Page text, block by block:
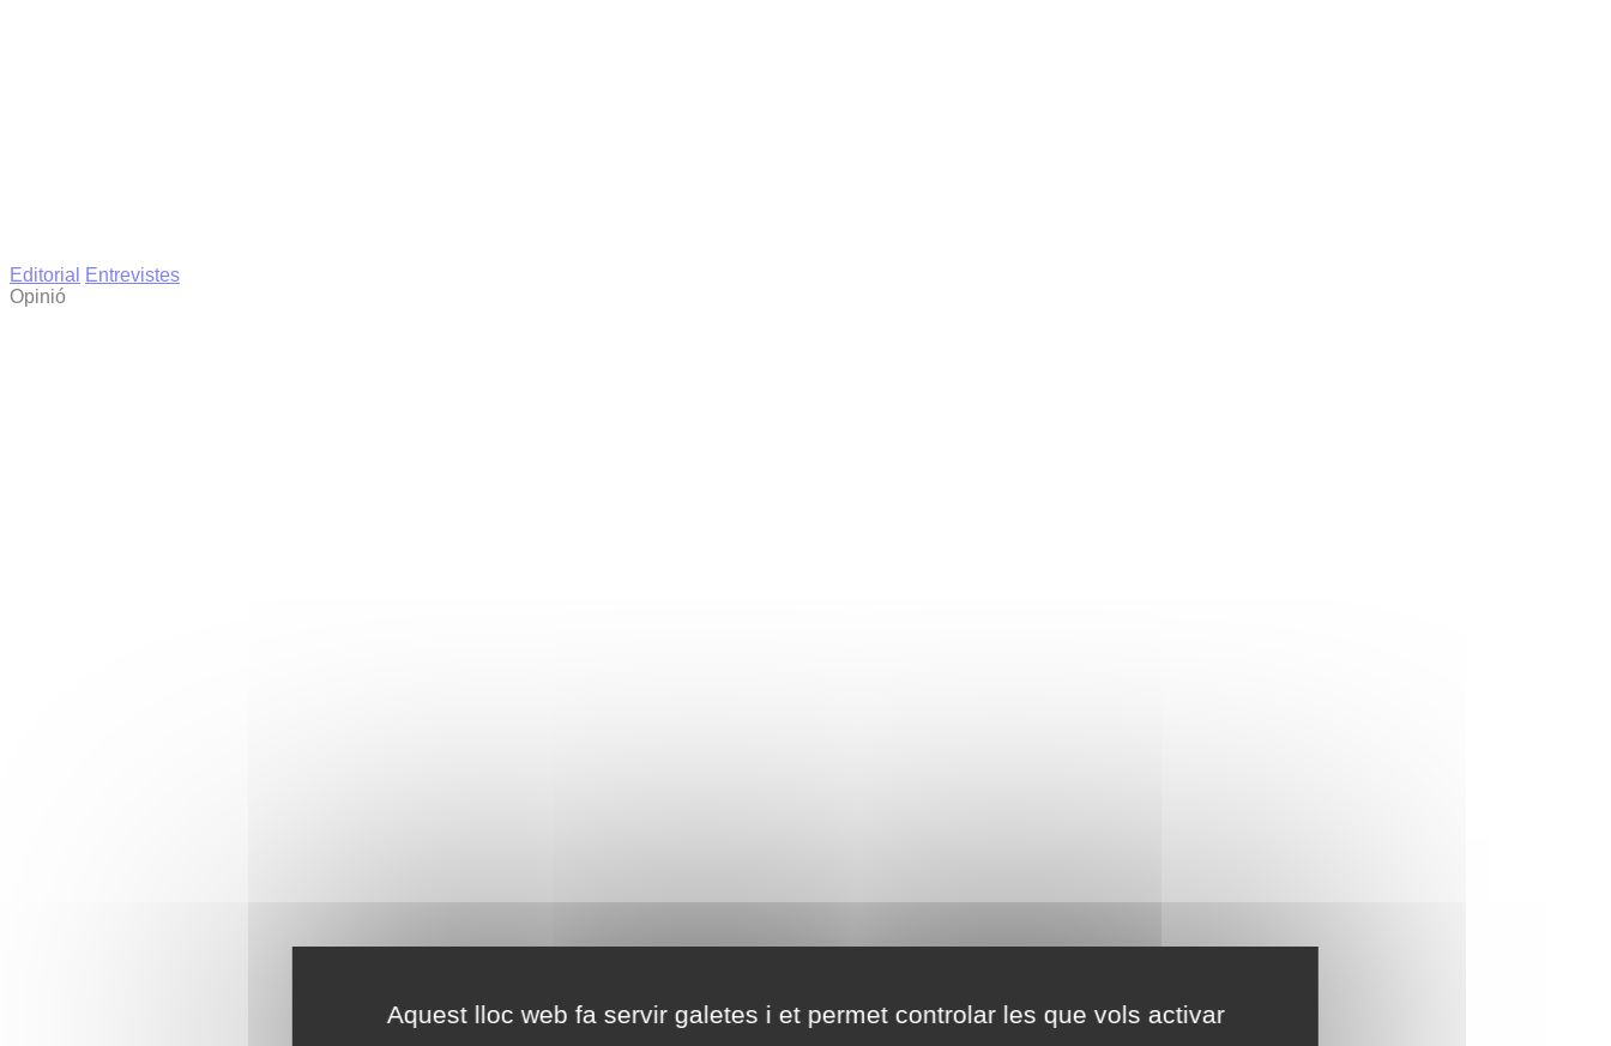
Aquest lloc web fa servir galetes i et permet controlar les que vols activar
Editorial
Entrevistes
Opinió